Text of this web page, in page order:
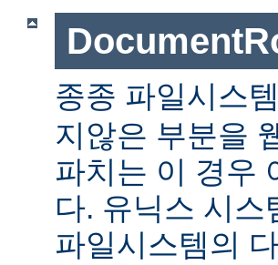
종종 파일시스
지않은 부분을
파치는 이 경우
다. 유닉스 시
파일시스템의